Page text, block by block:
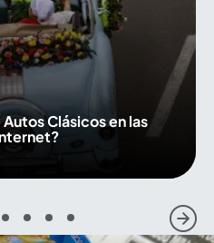
Clásicos en las
2 3 4 5